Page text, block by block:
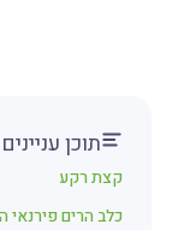
תוכן עניינים
קצת רקע
כלב הרים פירנאי